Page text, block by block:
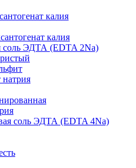
калия
калия
соль ЭДТА (EDTA 2Na)
натрия
соль ЭДТА (EDTA 4Na)